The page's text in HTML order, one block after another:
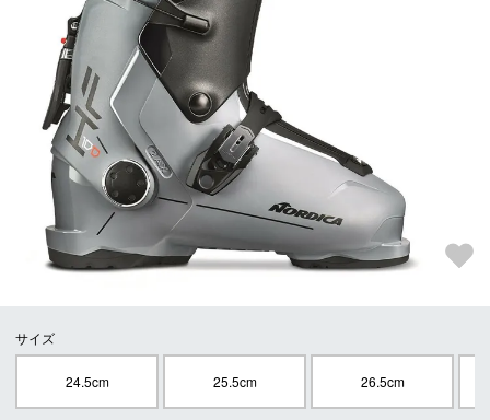
サイズ
24.5cm 25.5cm 26.5cm